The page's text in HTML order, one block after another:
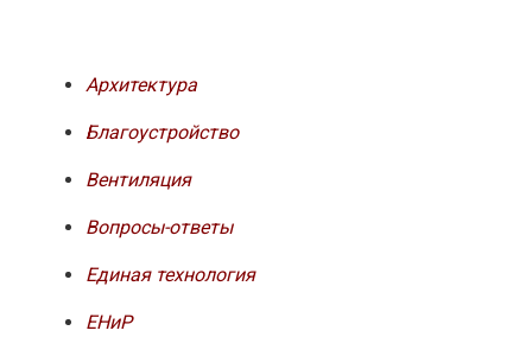
Архитектура
Благоустройство
Вентиляция
Вопросы-ответы
Единая технология
ЕНиР